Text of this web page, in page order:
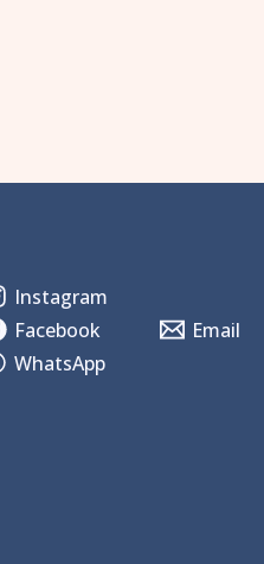
Instagram
Facebook
Email
WhatsApp